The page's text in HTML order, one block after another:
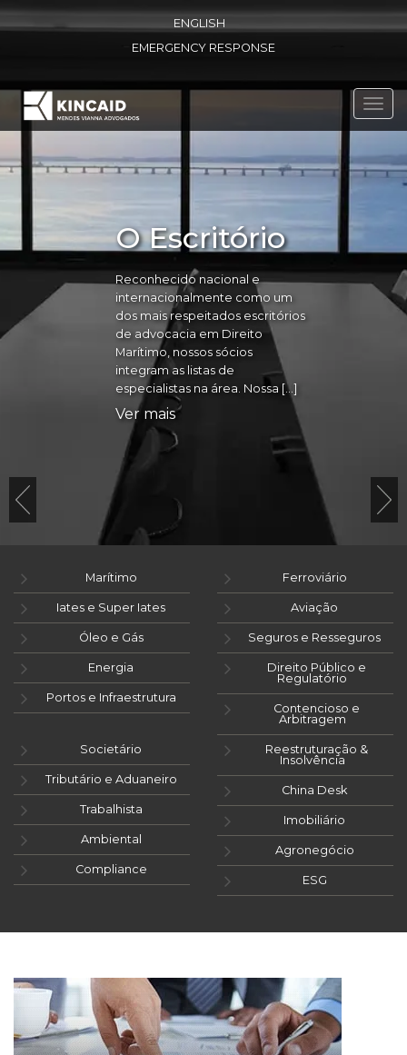
ENGLISH
EMERGENCY RESPONSE
O Escritório
Reconhecido nacional e
internacionalmente como um
dos mais respeitados escritórios
de advocacia em Direito
Marítimo, nossos sócios
integram as listas de
especialistas na área. Nossa […]
Ver mais
Marítimo
Iates e Super Iates
Óleo e Gás
Energia
Portos e Infraestrutura
Ferroviário
Aviação
Seguros e Resseguros
Direito Público e
Regulatório
Contencioso e
Arbitragem
Societário
Tributário e Aduaneiro
Trabalhista
Ambiental
Compliance
Reestruturação &
Insolvência
China Desk
Imobiliário
Agronegócio
ESG